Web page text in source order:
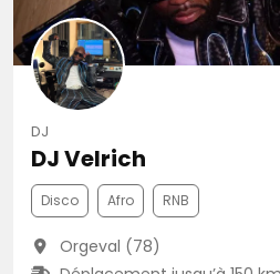
DJ
DJ Velrich
Disco Afro RNB
Orgeval (78)